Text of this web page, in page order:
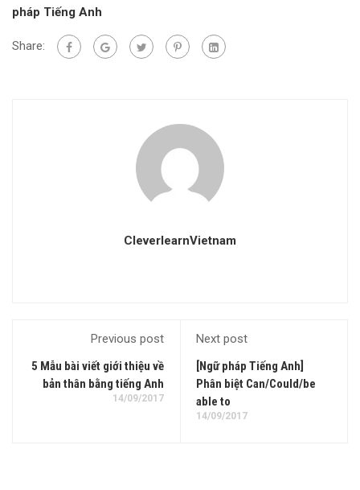
pháp Tiếng Anh
Share:
CleverlearnVietnam
Previous post
5 Mẫu bài viết giới thiệu về
bản thân bằng tiếng Anh
14/09/2017
Next post
[Ngữ pháp Tiếng Anh]
Phân biệt Can/Could/be
able to
14/09/2017